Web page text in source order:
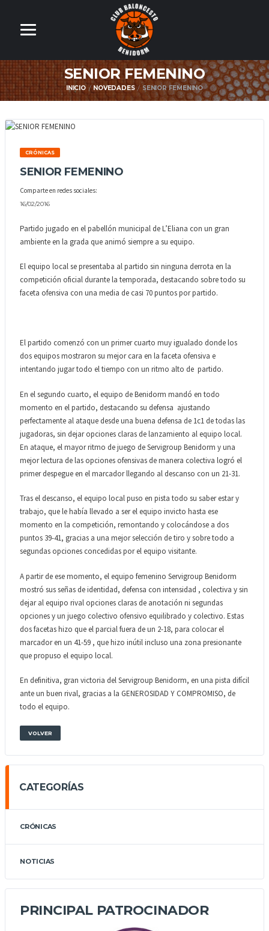
SENIOR FEMENINO
INICIO NOVEDADES SENIOR FEMENINO
CRÓNICAS
SENIOR FEMENINO
Comparte en redes sociales:
16/02/2016
Partido jugado en el pabellón municipal de L’Eliana con un gran
ambiente en la grada que animó siempre a su equipo.
El equipo local se presentaba al partido sin ninguna derrota en la
competición oficial durante la temporada, destacando sobre todo su
faceta ofensiva con una media de casi 70 puntos por partido.
El partido comenzó con un primer cuarto muy igualado donde los
dos equipos mostraron su mejor cara en la faceta ofensiva e
intentando jugar todo el tiempo con un ritmo alto de partido.
En el segundo cuarto, el equipo de Benidorm mandó en todo
momento en el partido, destacando su defensa ajustando
perfectamente al ataque desde una buena defensa de 1c1 de todas las
jugadoras, sin dejar opciones claras de lanzamiento al equipo local.
En ataque, el mayor ritmo de juego de Servigroup Benidorm y una
mejor lectura de las opciones ofensivas de manera colectiva logró el
primer despegue en el marcador llegando al descanso con un 21-31.
Tras el descanso, el equipo local puso en pista todo su saber estar y
trabajo, que le había llevado a ser el equipo invicto hasta ese
momento en la competición, remontando y colocándose a dos
puntos 39-41, gracias a una mejor selección de tiro y sobre todo a
segundas opciones concedidas por el equipo visitante.
A partir de ese momento, el equipo femenino Servigroup Benidorm
mostró sus señas de identidad, defensa con intensidad , colectiva y sin
dejar al equipo rival opciones claras de anotación ni segundas
opciones y un juego colectivo ofensivo equilibrado y colectivo. Estas
dos facetas hizo que el parcial fuera de un 2-18, para colocar el
marcador en un 41-59 , que hizo inútil incluso una zona presionante
que propuso el equipo local.
En definitiva, gran victoria del Servigroup Benidorm, en una pista difícil
ante un buen rival, gracias a la GENEROSIDAD Y COMPROMISO, de
todo el equipo.
VOLVER
CATEGORÍAS
CRÓNICAS
NOTICIAS
PRINCIPAL PATROCINADOR